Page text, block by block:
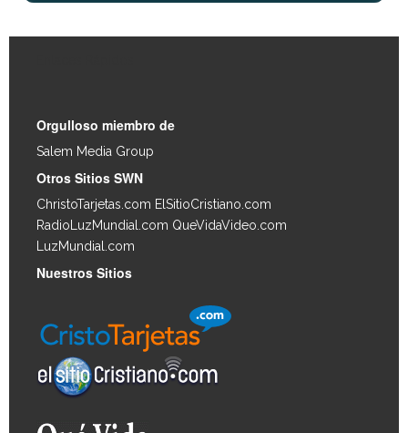
Orgulloso miembro de
Salem Media Group
Otros Sitios SWN
ChristoTarjetas.com ElSitioCristiano.com
RadioLuzMundial.com QueVidaVideo.com
LuzMundial.com
Nuestros Sitios